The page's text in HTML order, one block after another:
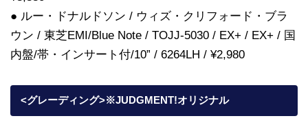
● ルー・ドナルドソン / ウィズ・クリフォード・ブラ
ウン / 東芝EMI/Blue Note / TOJJ-5030 / EX+ / EX+ / 国
内盤/帯・インサート付/10” / 6264LH / ¥2,980
<グレーディング>※JUDGMENT!オリジナル